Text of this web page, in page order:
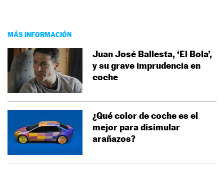
MÁS INFORMACIÓN
Juan José Ballesta, ‘El Bola’,
y su grave imprudencia en
coche
¿Qué color de coche es el
mejor para disimular
arañazos?